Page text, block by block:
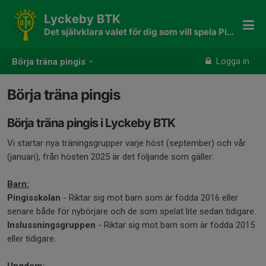
Börja träna pingis Logga in
Lyckeby BTK
Det självklara valet för dig som vill spela Pingis
Börja träna pingis
Börja träna pingis i Lyckeby BTK
Vi startar nya träningsgrupper varje höst (september) och vår
(januari), från hösten 2025 är det följande som gäller:
Barn:
Pingisskolan - Riktar sig mot barn som är födda 2016 eller
senare både för nybörjare och de som spelat lite sedan tidigare.
Inslussningsgruppen - Riktar sig mot barn som är födda 2015
eller tidigare.